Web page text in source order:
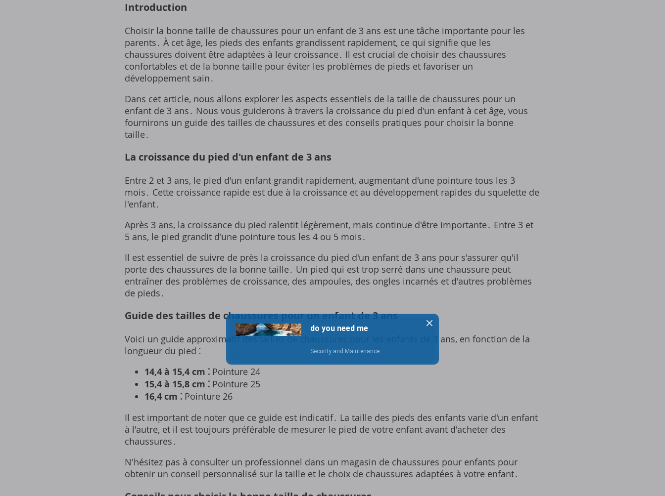
Introduction
Choisir la bonne taille de chaussures pour un enfant de 3 ans est une tâche importante pour les
parents․ À cet âge, les pieds des enfants grandissent rapidement, ce qui signifie que les
chaussures doivent être adaptées à leur croissance․ Il est crucial de choisir des chaussures
confortables et de la bonne taille pour éviter les problèmes de pieds et favoriser un
développement sain․
Dans cet article, nous allons explorer les aspects essentiels de la taille de chaussures pour un
enfant de 3 ans․ Nous vous guiderons à travers la croissance du pied d'un enfant à cet âge, vous
fournirons un guide des tailles de chaussures et des conseils pratiques pour choisir la bonne
taille․
La croissance du pied d'un enfant de 3 ans
Entre 2 et 3 ans, le pied d'un enfant grandit rapidement, augmentant d'une pointure tous les 3
mois․ Cette croissance rapide est due à la croissance et au développement rapides du squelette de
l'enfant․
Après 3 ans, la croissance du pied ralentit légèrement, mais continue d'être importante․ Entre 3 et
5 ans, le pied grandit d'une pointure tous les 4 ou 5 mois․
Il est essentiel de suivre de près la croissance du pied d'un enfant de 3 ans pour s'assurer qu'il
porte des chaussures de la bonne taille․ Un pied qui est trop serré dans une chaussure peut
entraîner des problèmes de croissance, des ampoules, des ongles incarnés et d'autres problèmes
de pieds․
Guide des tailles de chaussures pour un enfant de 3 ans
Voici un guide approximatif des tailles de chaussures pour les enfants de 3 ans, en fonction de la
longueur du pied ⁚
14,4 à 15,4 cm ⁚ Pointure 24
15,4 à 15,8 cm ⁚ Pointure 25
16,4 cm ⁚ Pointure 26
Il est important de noter que ce guide est indicatif․ La taille des pieds des enfants varie d'un enfant
à l'autre, et il est toujours préférable de mesurer le pied de votre enfant avant d'acheter des
chaussures․
N'hésitez pas à consulter un professionnel dans un magasin de chaussures pour enfants pour
obtenir un conseil personnalisé sur la taille et le choix de chaussures adaptées à votre enfant․